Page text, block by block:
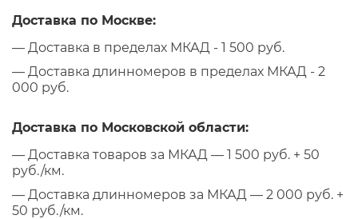
Доставка по Москве:
— Доставка в пределах МКАД - 1 500 руб.
— Доставка длинномеров в пределах МКАД - 2
000 руб.
Доставка по Московской области:
— Доставка товаров за МКАД — 1 500 руб. + 50
руб./км.
— Доставка длинномеров за МКАД — 2 000 руб. +
50 руб./км.